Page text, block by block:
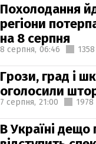
Похолодання
регіони
на 8 серпня
8 серпня, 06:46 1358
Грози, град і
оголосили
7 серпня, 21:00 1978
В Україні дещо